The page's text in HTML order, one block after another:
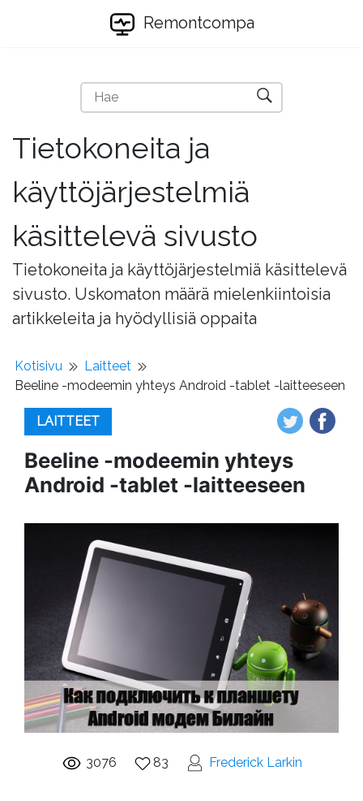
Remontcompa
Tietokoneita ja
käyttöjärjestelmiä
käsittelevä sivusto
Tietokoneita ja käyttöjärjestelmiä käsittelevä
sivusto. Uskomaton määrä mielenkiintoisia
artikkeleita ja hyödyllisiä oppaita
Kotisivu
Laitteet
Beeline -modeemin yhteys Android -tablet -laitteeseen
LAITTEET
Beeline -modeemin yhteys
Android -tablet -laitteeseen
3076 83 Frederick Larkin